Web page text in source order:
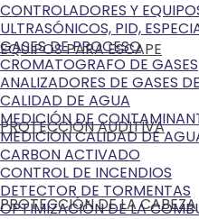
EQUIPOS PARA ESCAPE
PROTECCIÓN AUDITIVA
PROTECCIÓN DE LA CABEZA
CONTROLADORES Y
ULTRASÓNICOS, PID,
GASES DE PROCESO
CROMATOGRAFO DE GASES
ANALIZADORES DE GASES
CALIDAD DE AGUA
MEDICIÓN DE
MEDICIÓN CALIDAD DE
CARBON ACTIVADO
CONTROL DE INCENDIOS
DETECTOR DE TORMENTAS
OPTIMIZACIÓN DE LA